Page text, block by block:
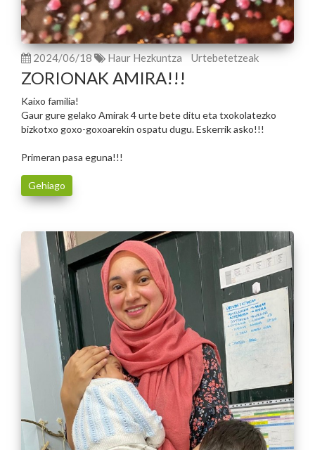
2024/06/18 Haur Hezkuntza Urtebetetzeak
ZORIONAK AMIRA!!!
Kaixo familia!
Gaur gure gelako Amirak 4 urte bete ditu eta txokolatezko
bizkotxo goxo-goxoarekin ospatu dugu. Eskerrik asko!!!
Primeran pasa eguna!!!
Gehiago